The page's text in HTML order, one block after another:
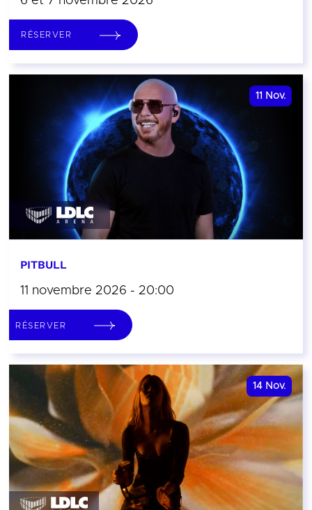
RÉSERVER
11 Nov.
PITBULL
11 novembre 2026 - 20:00
RÉSERVER
14 Nov.